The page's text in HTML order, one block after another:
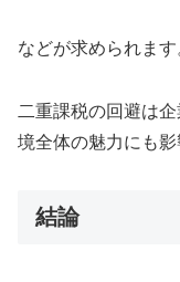
などが求められます
二重課税の回避は
境全体の魅力にも影
結論